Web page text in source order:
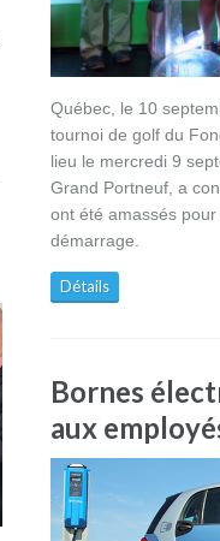
Québec, le 10
tournoi de golf du
lieu le mercredi 9
Grand Portneuf, a
ont été amassés
démarrage.
Détails
Bornes
aux